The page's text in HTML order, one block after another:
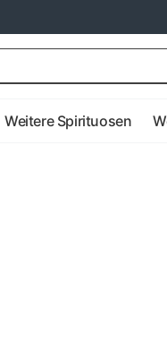
Weitere Spirituosen